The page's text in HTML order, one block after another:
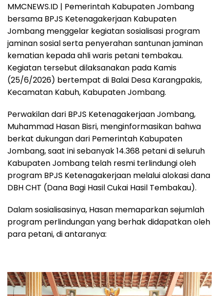
MMCNEWS.ID | Pemerintah Kabupaten Jombang
bersama BPJS Ketenagakerjaan Kabupaten
Jombang menggelar kegiatan sosialisasi program
jaminan sosial serta penyerahan santunan jaminan
kematian kepada ahli waris petani tembakau.
Kegiatan tersebut dilaksanakan pada Kamis
(25/6/2026) bertempat di Balai Desa Karangpakis,
Kecamatan Kabuh, Kabupaten Jombang.
Perwakilan dari BPJS Ketenagakerjaan Jombang,
Muhammad Hasan Bisri, menginformasikan bahwa
berkat dukungan dari Pemerintah Kabupaten
Jombang, saat ini sebanyak 14.368 petani di seluruh
Kabupaten Jombang telah resmi terlindungi oleh
program BPJS Ketenagakerjaan melalui alokasi dana
DBH CHT (Dana Bagi Hasil Cukai Hasil Tembakau).
Dalam sosialisasinya, Hasan memaparkan sejumlah
program perlindungan yang berhak didapatkan oleh
para petani, di antaranya: